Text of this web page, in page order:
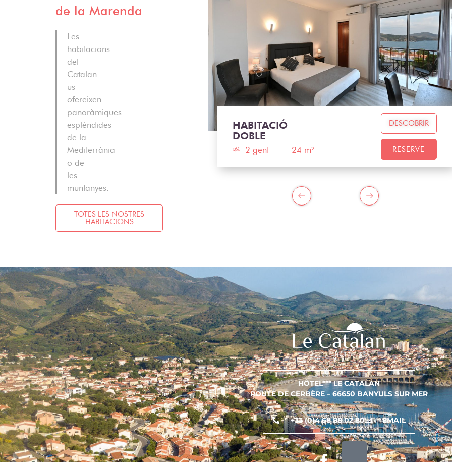
de la Marenda
Les
habitacions
del
Catalan
us
ofereixen
panoràmiques
esplèndides
de la
Mediterrània
o de
les
muntanyes.
TOTES LES NOSTRES
HABITACIONS
PREVIOUS
HABITACIÓ
DOBLE
2 gent 24 m²
DESCOBRIR
RESERVE
NEXT
HÔTEL*** LE CATALAN
ROUTE DE CERBÈRE – 66650 BANYULS SUR MER
+33 (0)4 68 88 02 80 EMAIL